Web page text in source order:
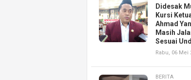
Didesak
Kursi
Ahmad
Masih
Sesuai
Rabu, 06 Mei
BERITA